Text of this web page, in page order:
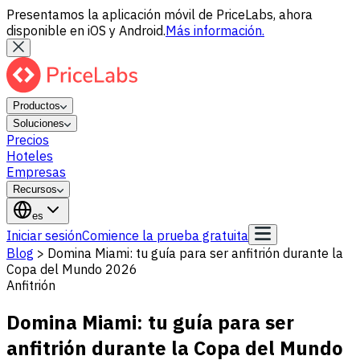
Presentamos la aplicación móvil de PriceLabs, ahora
disponible en iOS y Android.Más información.
Productos
Soluciones
Precios
Hoteles
Empresas
Recursos
es
Iniciar sesiónComience la prueba gratuita
Blog > Domina Miami: tu guía para ser anfitrión durante la
Copa del Mundo 2026
Anfitrión
Domina Miami: tu guía para ser
anfitrión durante la Copa del Mundo